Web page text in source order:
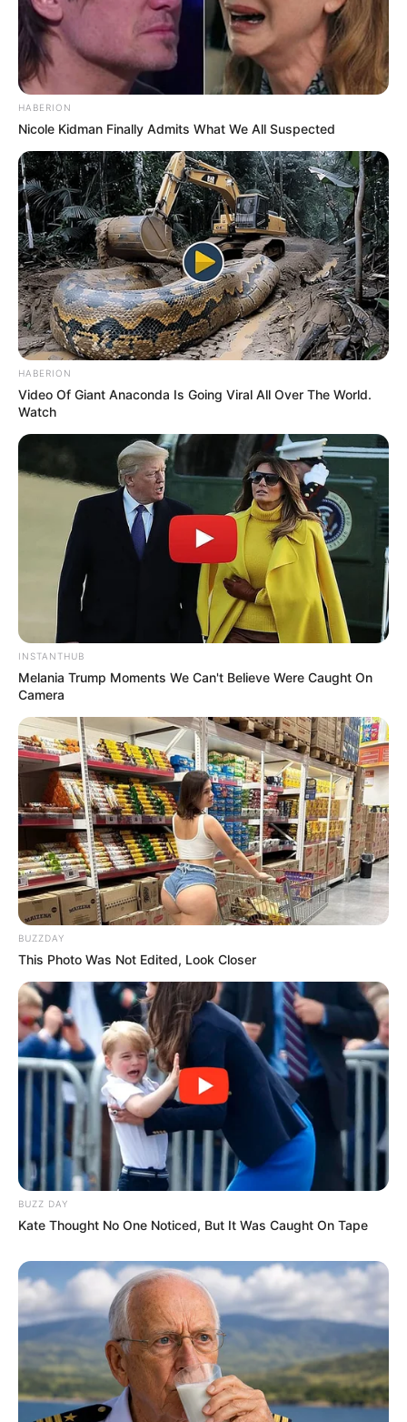
LIHAT ARTIKEL LAINNYA
Tastefully Yours
Walking On Thin Ice Tempest
My Troublesome Star
ULASAN
Alamat email Anda tidak akan dipublikasikan. Ruas yang wajib ditandai*
Rating
Cerita
Akting
Musik
HABERION
Nicole Kidman Finally Admits What We All Suspected
HABERION
Video Of Giant Anaconda Is Going Viral All Over The World.
Watch
INSTANTHUB
Melania Trump Moments We Can't Believe Were Caught On
Camera
BUZZDAY
This Photo Was Not Edited, Look Closer
BUZZ DAY
Kate Thought No One Noticed, But It Was Caught On Tape